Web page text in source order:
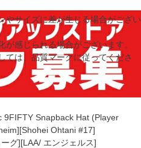
やサイズに差が生じる場合がござい
が感じられる場合がございます。
ては、品質マークに従ってくださ
9FIFTY Snapback Hat (Player
Ohtani #17]
グ][LAA/ エンジェルス]